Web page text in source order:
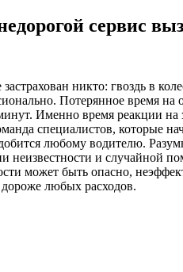
сервис
никто: гвоздь в
Потерянное время на
Именно время реакции
специалистов, которые
любому водителю.
неизвестности и случайной
может быть опасно,
любых расходов.